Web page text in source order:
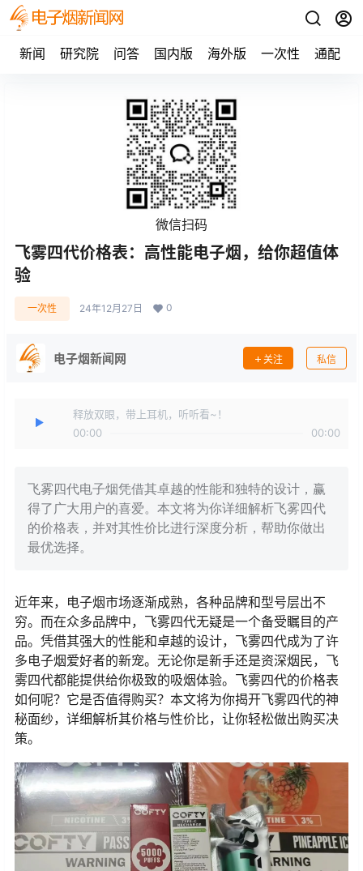
新闻 研究院 问答 国内版 海外版 一次性 通配
微信扫码
飞雾四代价格表：高性能电子烟，给你超值体
验
一次性 24年12月27日 0
电子烟新闻网 关注 私信
释放双眼，带上耳机，听听看~！
00:00
00:00
飞雾四代电子烟凭借其卓越的性能和独特的设计，赢
得了广大用户的喜爱。本文将为你详细解析飞雾四代
的价格表，并对其性价比进行深度分析，帮助你做出
最优选择。
近年来，电子烟市场逐渐成熟，各种品牌和型号层出不
穷。而在众多品牌中，飞雾四代无疑是一个备受瞩目的产
品。凭借其强大的性能和卓越的设计，飞雾四代成为了许
多电子烟爱好者的新宠。无论你是新手还是资深烟民，飞
雾四代都能提供给你极致的吸烟体验。飞雾四代的价格表
如何呢？它是否值得购买？本文将为你揭开飞雾四代的神
秘面纱，详细解析其价格与性价比，让你轻松做出购买决
策。